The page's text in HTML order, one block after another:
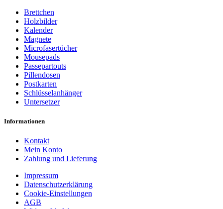
Brettchen
Holzbilder
Kalender
Magnete
Microfasertücher
Mousepads
Passepartouts
Pillendosen
Postkarten
Schlüsselanhänger
Untersetzer
Informationen
Kontakt
Mein Konto
Zahlung und Lieferung
Impressum
Datenschutzerklärung
Cookie-Einstellungen
AGB